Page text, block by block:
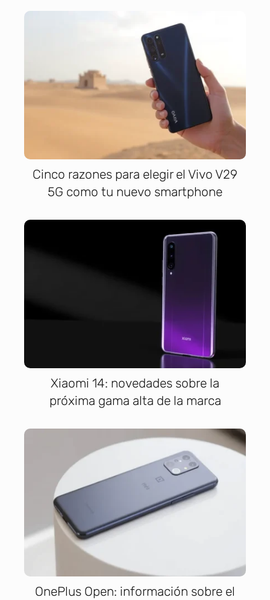
Cinco razones para elegir el Vivo V29
5G como tu nuevo smartphone
Xiaomi 14: novedades sobre la
próxima gama alta de la marca
OnePlus Open: información sobre el